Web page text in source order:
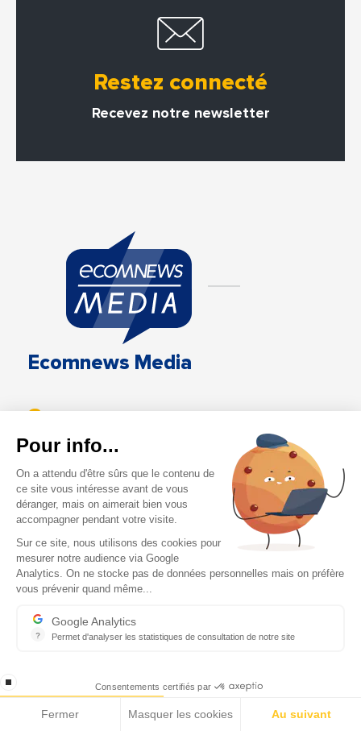
Restez connecté
Recevez notre newsletter
Ecomnews Media
3
Le groupe Ecomnews, c'est trois portails dédiés à
l'actualité économique, alimentés en permanence
20 000articles publiés
Répartis entre les grandes régions du Sud de la France,
les pays du pourtour de la Méditerranée ainsi que les
pays d'Afrique
200Kvisites régulières
Pour info...
On a attendu d'être sûrs que le contenu de
ce site vous intéresse avant de vous
déranger, mais on aimerait bien vous
accompagner pendant votre visite.
Sur ce site, nous utilisons des cookies pour
mesurer notre audience via Google
Analytics. On ne stocke pas de données personnelles mais on préfère
vous prévenir quand même...
?
Google Analytics
Permet d'analyser les statistiques de consultation de notre site
stop loading Consentements certifiés par
Fermer Masquer les cookies Au suivant